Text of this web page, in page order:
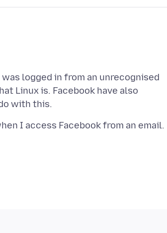
logged in from an unrecognised
Linux is. Facebook have also